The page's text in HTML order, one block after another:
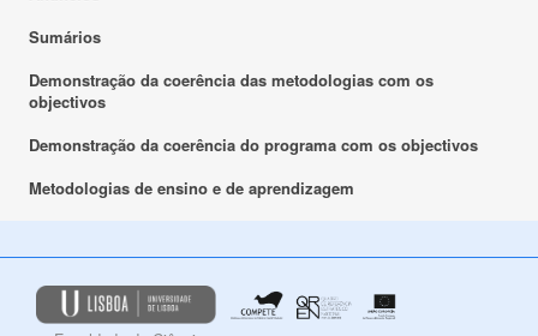
Sumários
Demonstração da coerência das metodologias com os
objectivos
Demonstração da coerência do programa com os objectivos
Metodologias de ensino e de aprendizagem